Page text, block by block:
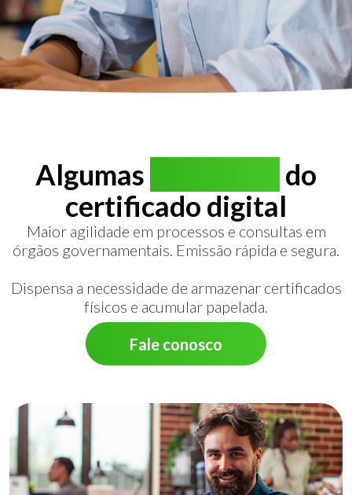
Algumas
do
certificado digital
Maior agilidade em processos e consultas em
órgãos governamentais. Emissão rápida e segura.
Dispensa a necessidade de armazenar certificados
físicos e acumular papelada.
Fale conosco